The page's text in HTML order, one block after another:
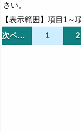
さい。
【表示範囲】項目1～
次ページ
1 2